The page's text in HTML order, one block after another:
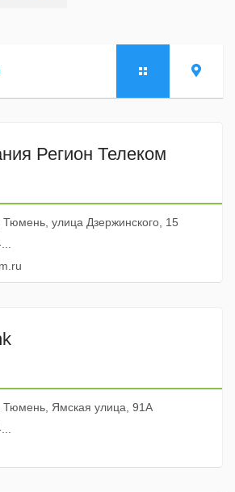
Регион Телеком
улица Дзержинского, 15
Тюмень, Ямская улица, 91А